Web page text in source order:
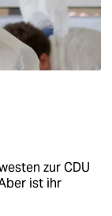
zur CDU
ist ihr